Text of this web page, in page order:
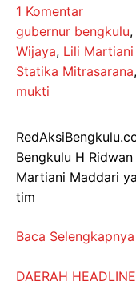
1 Komentar
gubernur bengkulu,
Wijaya, Lili
Statika Mitrasarana,
mukti
Bengkulu H
Martiani Maddari
tim
Baca Selengkapnya
DAERAH HEADLINE